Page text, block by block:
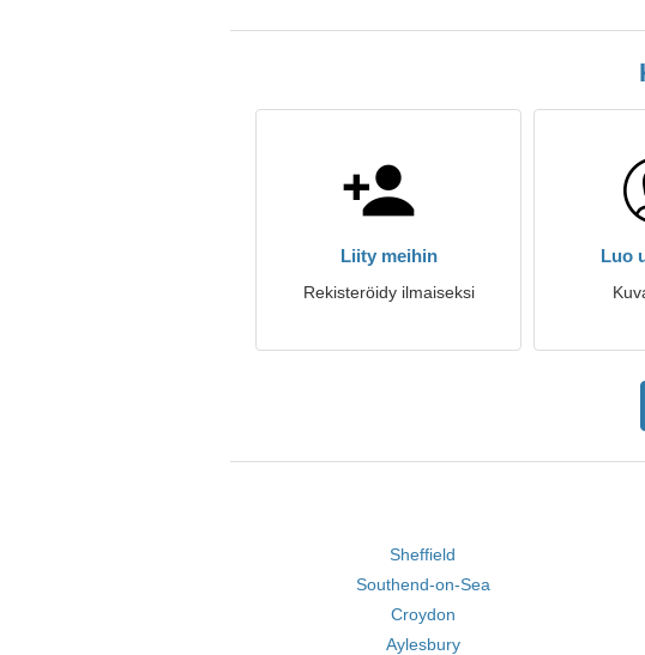
Liity meihin
Rekisteröidy ilmaiseksi
Luo
Sheffield
Southend-on-Sea
Croydon
Aylesbury